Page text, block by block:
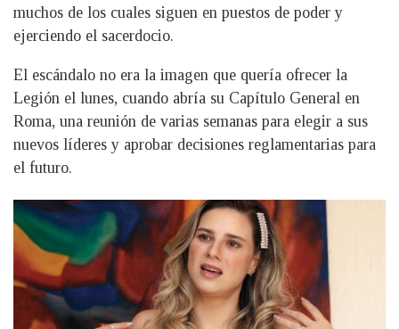
muchos de los cuales siguen en puestos de poder y
ejerciendo el sacerdocio.
El escándalo no era la imagen que quería ofrecer la
Legión el lunes, cuando abría su Capítulo General en
Roma, una reunión de varias semanas para elegir a sus
nuevos líderes y aprobar decisiones reglamentarias para
el futuro.